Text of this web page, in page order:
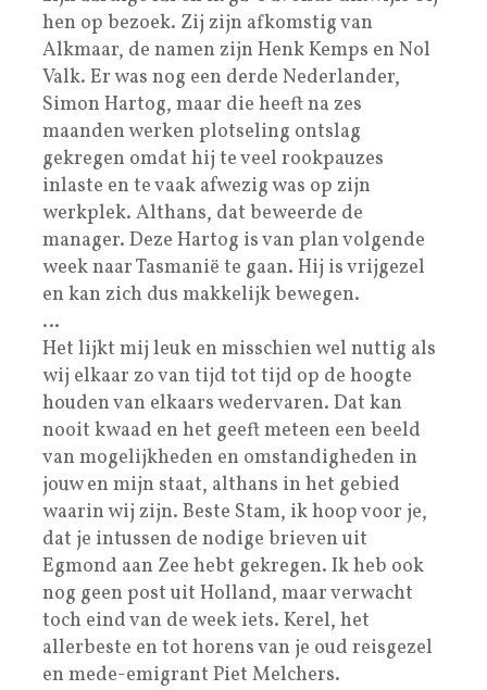
hen op bezoek. Zij zijn afkomstig van
Alkmaar, de namen zijn Henk Kemps en Nol
Valk. Er was nog een derde Nederlander,
Simon Hartog, maar die heeft na zes
maanden werken plotseling ontslag
gekregen omdat hij te veel rookpauzes
inlaste en te vaak afwezig was op zijn
werkplek. Althans, dat beweerde de
manager. Deze Hartog is van plan volgende
week naar Tasmanië te gaan. Hij is vrijgezel
en kan zich dus makkelijk bewegen.
…
Het lijkt mij leuk en misschien wel nuttig als
wij elkaar zo van tijd tot tijd op de hoogte
houden van elkaars wedervaren. Dat kan
nooit kwaad en het geeft meteen een beeld
van mogelijkheden en omstandigheden in
jouw en mijn staat, althans in het gebied
waarin wij zijn. Beste Stam, ik hoop voor je,
dat je intussen de nodige brieven uit
Egmond aan Zee hebt gekregen. Ik heb ook
nog geen post uit Holland, maar verwacht
toch eind van de week iets. Kerel, het
allerbeste en tot horens van je oud reisgezel
en mede-emigrant Piet Melchers.